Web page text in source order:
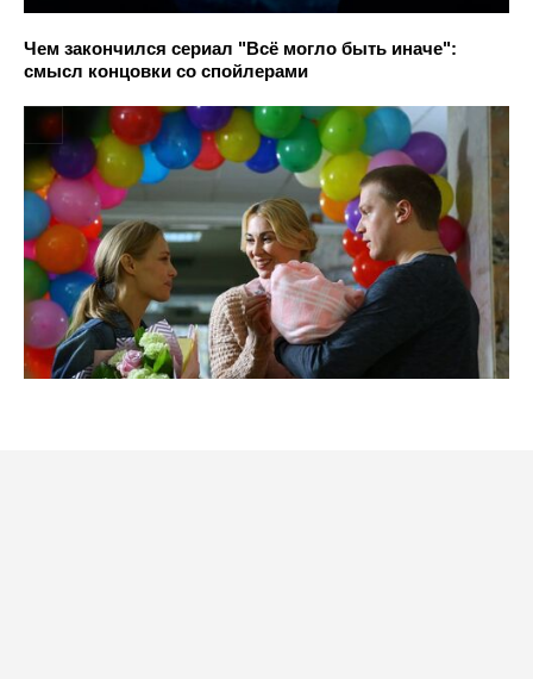
Чем закончился сериал "Всё могло быть иначе":
смысл концовки со спойлерами